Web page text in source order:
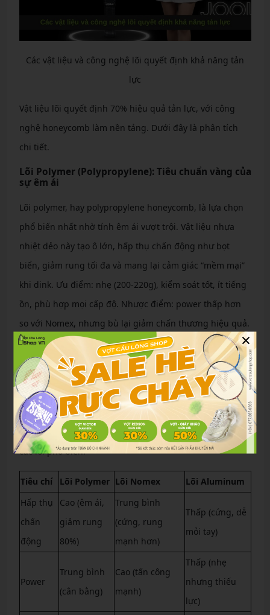
Các vật liệu và công nghệ lõi quyết định khả năng tản
lực
Vật liệu lõi quyết định 70% hiệu quả tản lực, với công
nghệ honeycomb làm nền tảng. Dưới đây là phân tích
chi tiết.
Lõi Polymer (Polypropylene): Tiêu chuẩn vàng của
sự êm ái
Lõi polymer, hay polypropylene honeycomb, là lựa chọn
phổ biến nhất nhờ tính êm ái vượt trội. Vật liệu nhựa
nhiệt dẻo này tạo ô lớn, hấp thụ chấn động như bọt
biển, giảm rung tối đa và mang lại cảm giác “mềm mại”
khi dink. Ưu điểm: nhẹ (200-220g), kiểm soát tốt, ít tiếng
ồn, phù hợp mọi cấp độ. Nhược điểm: power thấp hơn
so với Nomex, nhưng bù lại giảm chấn thương hiệu quả.
Theo TOPOLO, polymer core phân bổ trọng lượng đều,
tăng độ bền lên 2 năm sử dụng hàng ngày.
So sánh tản lực: Lõi Nomex và Lõi Aluminum
(Nhôm)
Để dễ so sánh, dưới đây là bảng phân tích tản lực giữa
các lõi phổ biến:
Tiêu chí Lõi Polymer Lõi Nomex
Lõi Aluminum
Hấp thụ
chấn
động
Cao (êm ái,
giảm rung
80%)
Trung bình
(cứng, rung
mạnh hơn)
Thấp (cứng, dễ
mỏi tay)
Power
Trung bình
(cân bằng)
Cao (tấn công
mạnh)
Thấp (nhẹ
nhưng thiếu
lực)
×